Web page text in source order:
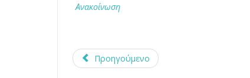
Ανακοίνωση
Προηγούμενο